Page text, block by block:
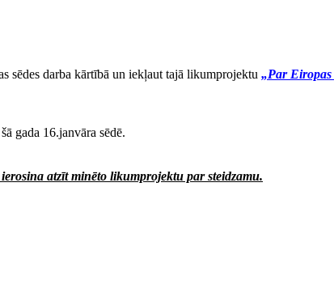
sēdes darba kārtībā un iekļaut tajā likumprojektu „Par
gada 16.janvāra sēdē.
atzīt minēto likumprojektu par steidzamu.